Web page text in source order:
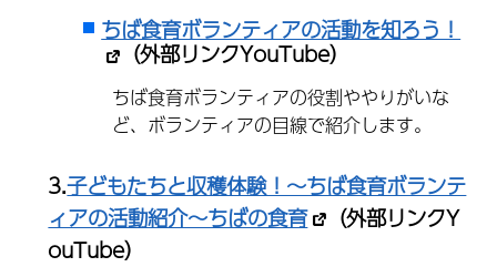
ちば食育ボランティアの活動を知ろう！
（外部リンクYouTube）
ちば食育ボランティアの役割ややりがいな
ど、ボランティアの目線で紹介します。
3.子どもたちと収穫体験！～ちば食育ボランテ
ィアの活動紹介～ちばの食育
（外部リンクY
ouTube）